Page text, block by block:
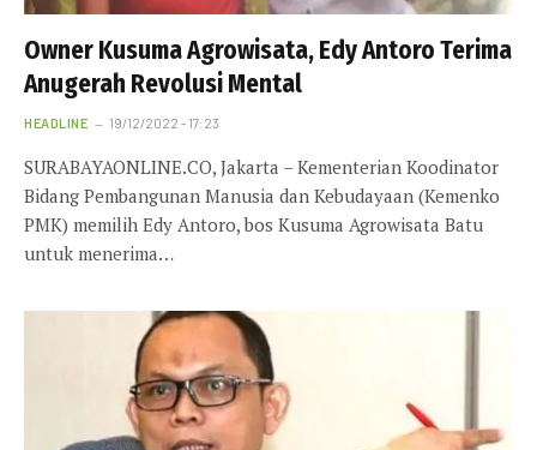
Owner Kusuma Agrowisata, Edy Antoro Terima
Anugerah Revolusi Mental
HEADLINE 19/12/2022 - 17:23
SURABAYAONLINE.CO, Jakarta – Kementerian Koodinator
Bidang Pembangunan Manusia dan Kebudayaan (Kemenko
PMK) memilih Edy Antoro, bos Kusuma Agrowisata Batu
untuk menerima…